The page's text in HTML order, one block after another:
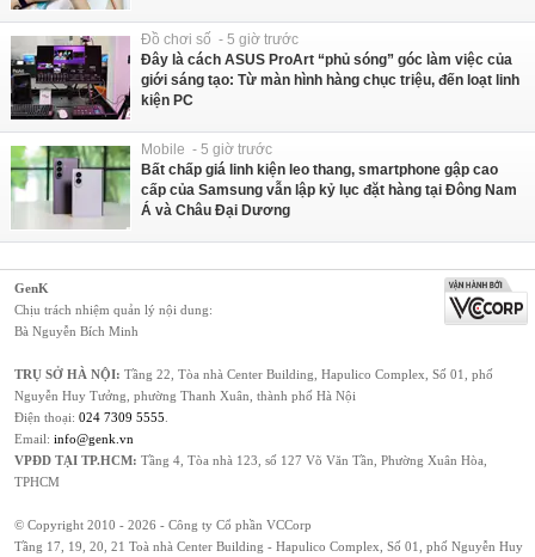
Đồ chơi số - 5 giờ trước
Đây là cách ASUS ProArt “phủ sóng” góc làm việc của
giới sáng tạo: Từ màn hình hàng chục triệu, đến loạt linh
kiện PC
Mobile - 5 giờ trước
Bất chấp giá linh kiện leo thang, smartphone gập cao
cấp của Samsung vẫn lập kỷ lục đặt hàng tại Đông Nam
Á và Châu Đại Dương
GenK
Chịu trách nhiệm quản lý nội dung:
Bà Nguyễn Bích Minh
TRỤ SỞ HÀ NỘI: Tầng 22, Tòa nhà Center Building, Hapulico Complex, Số 01, phố
Nguyễn Huy Tưởng, phường Thanh Xuân, thành phố Hà Nội
Điện thoại: 024 7309 5555
Email: info@genk.vn
VPĐD TẠI TP.HCM: Tầng 4, Tòa nhà 123, số 127 Võ Văn Tần, Phường Xuân Hòa,
TPHCM
© Copyright 2010 - 2026 - Công ty Cổ phần VCCorp
Tầng 17, 19, 20, 21 Toà nhà Center Building - Hapulico Complex, Số 01, phố Nguyễn Huy